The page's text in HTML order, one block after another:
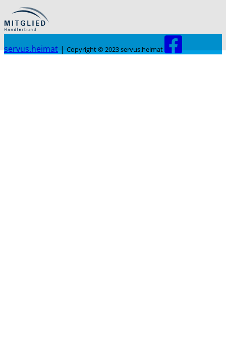
servus.heimat | Copyright © 2023 servus.heimat